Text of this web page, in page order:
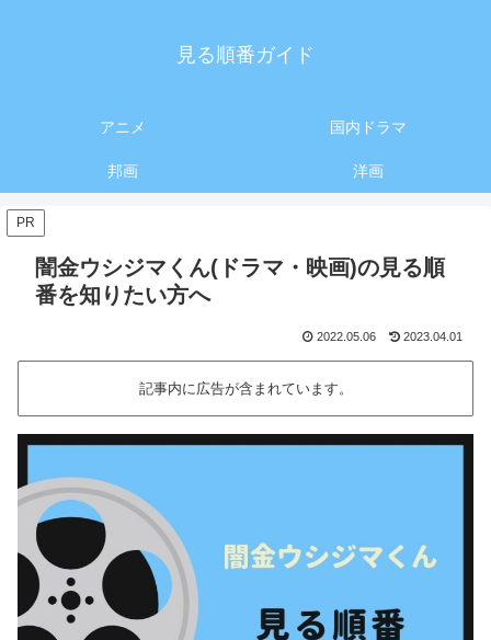
見る順番ガイド
アニメ 国内ドラマ
邦画 洋画
PR
闇金ウシジマくん(ドラマ・映画)の見る順
番を知りたい方へ
2022.05.06 2023.04.01
記事内に広告が含まれています。